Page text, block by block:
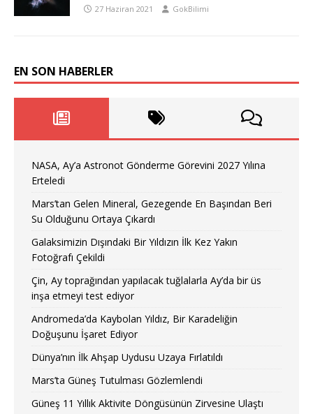
27 Haziran 2021 GokBilimi
EN SON HABERLER
NASA, Ay’a Astronot Gönderme Görevini 2027 Yılına
Erteledi
Mars’tan Gelen Mineral, Gezegende En Başından Beri
Su Olduğunu Ortaya Çıkardı
Galaksimizin Dışındaki Bir Yıldızın İlk Kez Yakın
Fotoğrafı Çekildi
Çin, Ay toprağından yapılacak tuğlalarla Ay’da bir üs
inşa etmeyi test ediyor
Andromeda’da Kaybolan Yıldız, Bir Karadeliğin
Doğuşunu İşaret Ediyor
Dünya’nın İlk Ahşap Uydusu Uzaya Fırlatıldı
Mars’ta Güneş Tutulması Gözlemlendi
Güneş 11 Yıllık Aktivite Döngüsünün Zirvesine Ulaştı